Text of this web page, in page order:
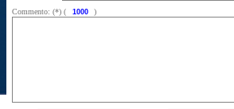
Commento: (*) (
)